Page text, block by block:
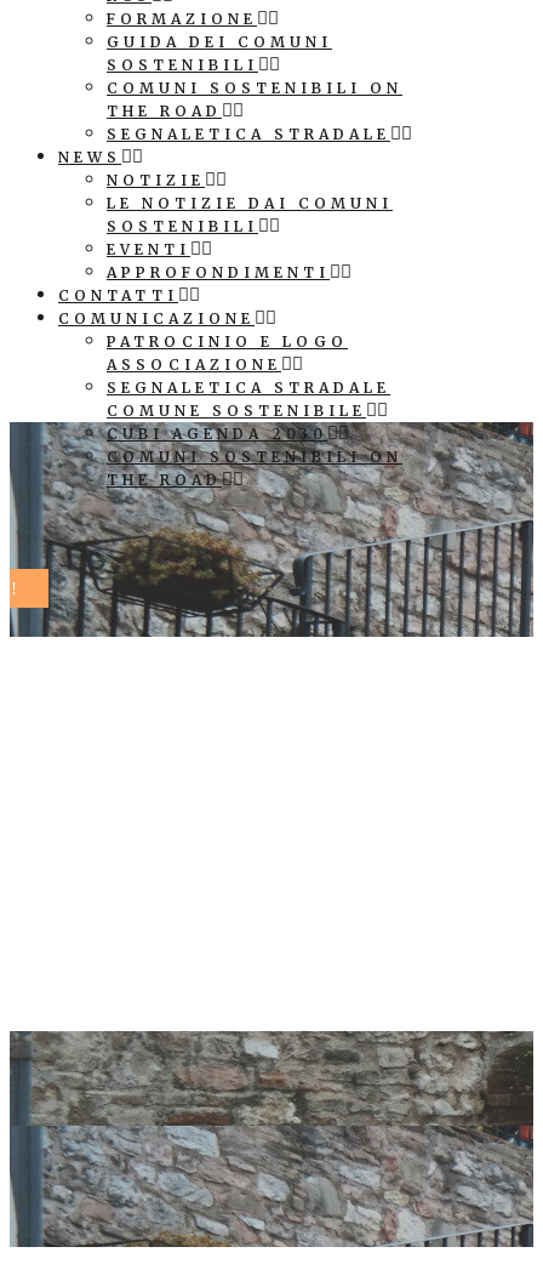
FORMAZIONE
GUIDA DEI COMUNI
SOSTENIBILI
COMUNI SOSTENIBILI ON
THE ROAD
SEGNALETICA STRADALE
NEWS
NOTIZIE
LE NOTIZIE DAI COMUNI
SOSTENIBILI
EVENTI
APPROFONDIMENTI
CONTATTI
COMUNICAZIONE
PATROCINIO E LOGO
ASSOCIAZIONE
SEGNALETICA STRADALE
COMUNE SOSTENIBILE
CUBI AGENDA 2030
COMUNI SOSTENIBILI ON
THE ROAD